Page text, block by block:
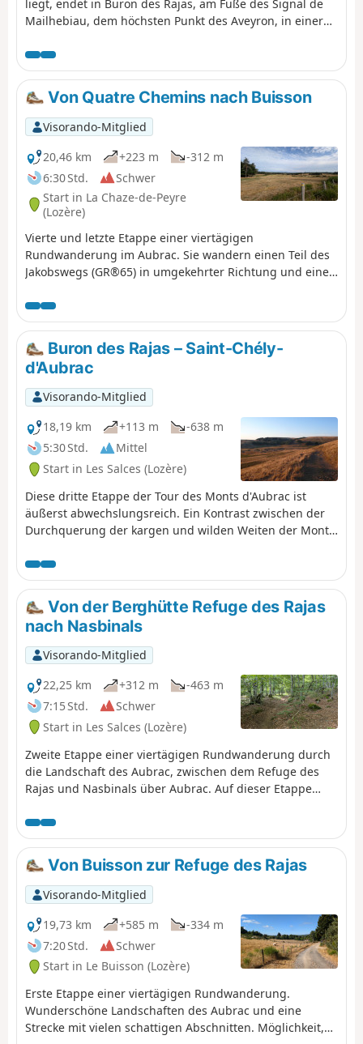
liegt, endet in Buron des Rajas, am Fuße des Signal de
Mailhebiau, dem höchsten Punkt des Aveyron, in einer
Von Quatre Chemins nach Buisson
Visorando-Mitglied
20,46 km
+223 m
-312 m
6:30 Std.
Schwer
Start in La Chaze-de-Peyre
(Lozère)
Vierte und letzte Etappe einer viertägigen
Rundwanderung im Aubrac. Sie wandern einen Teil des
Jakobswegs (GR®65) in umgekehrter Richtung und einen
weist die meisten Passagen am Straßenrand (mit wenig
Verkehr) auf.
Buron des Rajas – Saint-Chély-
d'Aubrac
Visorando-Mitglied
18,19 km
+113 m
-638 m
5:30 Std.
Mittel
Start in Les Salces (Lozère)
Diese dritte Etappe der Tour des Monts d'Aubrac ist
äußerst abwechslungsreich. Ein Kontrast zwischen der
Durchquerung der kargen und wilden Weiten der Monts
Staatswaldes von Aubrac und des Moorreservats im
weiteren Verlauf. Vom Buron des Rajas, der auf 1300 m
Höhe isoliert liegt, endet die Etappe im kleinen Dorf
Saint-Chély-d'Aubrac, am Ende des Tals der Boralde de
Saint-Chély, 500 m tiefer.
Von der Berghütte Refuge des Rajas
nach Nasbinals
Visorando-Mitglied
22,25 km
+312 m
-463 m
7:15 Std.
Schwer
Start in Les Salces (Lozère)
Zweite Etappe einer viertägigen Rundwanderung durch
die Landschaft des Aubrac, zwischen dem Refuge des
Rajas und Nasbinals über Aubrac. Auf dieser Etappe
d'Aubrac und einen Teil des Jakobswegs in umgekehrter
Richtung (GR®65).
Von Buisson zur Refuge des Rajas
Visorando-Mitglied
19,73 km
+585 m
-334 m
7:20 Std.
Schwer
Start in Le Buisson (Lozère)
Erste Etappe einer viertägigen Rundwanderung.
Wunderschöne Landschaften des Aubrac und eine
Strecke mit vielen schattigen Abschnitten. Möglichkeit,